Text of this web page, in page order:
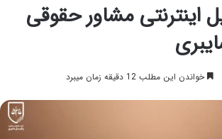
اینترنتی مشاور حقوقی
خواندن این مطلب 12 دقیقه زمان میبرد